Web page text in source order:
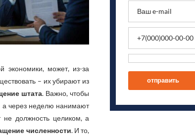
экономики, может, из-за
– их убирают из
штата. Важно, чтобы
а через неделю нанимают
должность целиком, а
численности. И то,
отправить